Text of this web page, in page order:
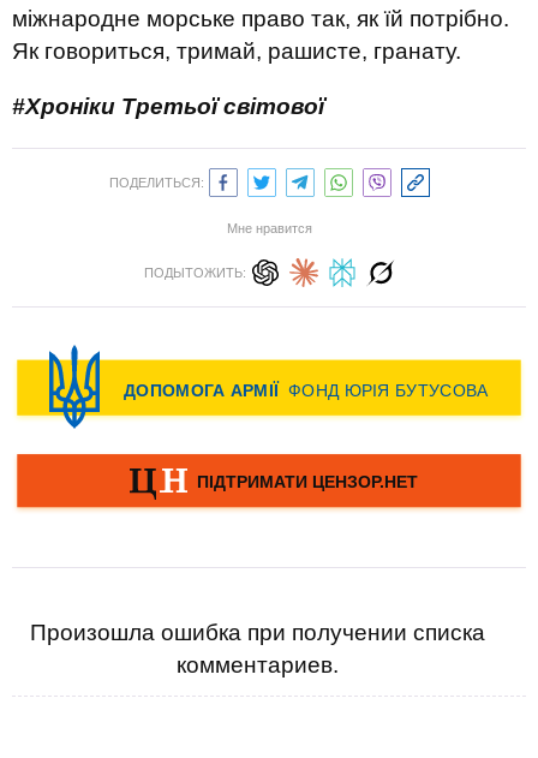
міжнародне морське право так, як їй потрібно.
Як говориться, тримай, рашисте, гранату.
#Хроніки Третьої світової
ПОДЕЛИТЬСЯ:
Мне нравится
ПОДЫТОЖИТЬ:
Произошла ошибка при получении списка
комментариев.